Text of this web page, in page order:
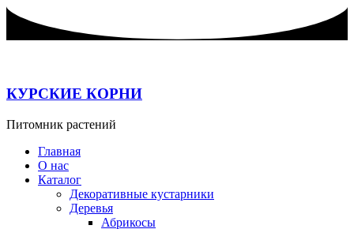
Перейти
содержимому
КУРСКИЕ КОРНИ
Питомник растений
Главная
О нас
Каталог
Декоративные кустарники
Деревья
Абрикосы